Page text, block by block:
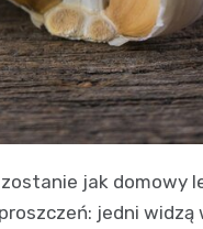
jak domowy
jedni widzą